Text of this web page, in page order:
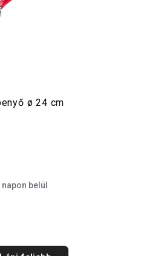
formatervezésűek, prémium
készültek, és csillogó
ø 24 cm
belül